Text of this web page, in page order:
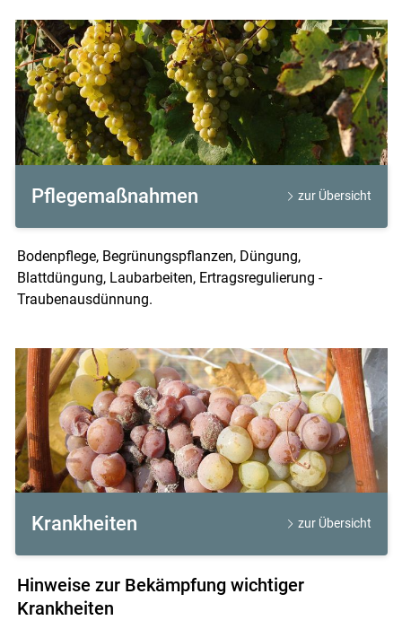
Pflegemaßnahmen zur Übersicht
Bodenpflege, Begrünungspflanzen, Düngung,
Blattdüngung, Laubarbeiten, Ertragsregulierung -
Traubenausdünnung.
Krankheiten zur Übersicht
Hinweise zur Bekämpfung wichtiger
Krankheiten